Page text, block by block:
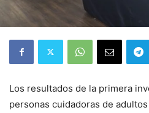
Los resultados de la primera
personas cuidadoras de